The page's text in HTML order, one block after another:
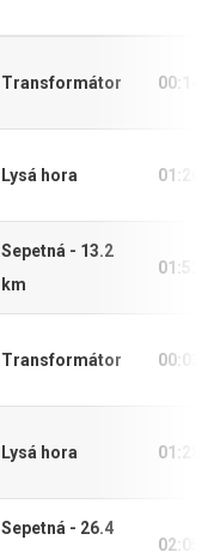
Transformátor
Lysá hora
Sepetná - 13.2
km
Transformátor
Lysá hora
Sepetná - 26.4